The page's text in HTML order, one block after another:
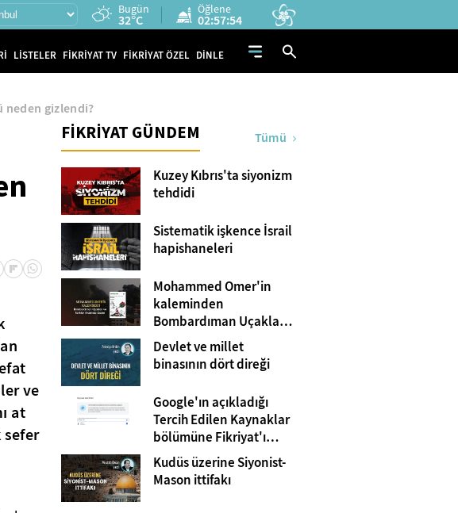
Bugün
32°C
Öğlene
02:57:52
LİSTELER FİKRİYAT TV FİKRİYAT ÖZEL DİNLE
neden gizlendi?
ve
at
sefer
FİKRİYAT GÜNDEM Tümü
Kuzey Kıbrıs'ta siyonizm
tehdidi
Sistematik işkence İsrail
hapishaneleri
Mohammed Omer'in
kaleminden
Bombardıman Uçakları
ve Tanklar Arasında
Gazze
Devlet ve millet
binasının dört direği
Google'ın açıkladığı
Tercih Edilen Kaynaklar
bölümüne Fikriyat'ı
eklemeyi unutmayın!
Kudüs üzerine Siyonist-
Mason ittifakı